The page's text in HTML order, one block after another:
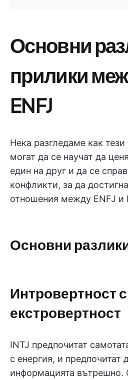
Основни
прилики
ENFJ
Нека разгледаме как
могат да се научат да
един на друг и да се
конфликти, за да
отношения между ENFJ и
Основни
Интровертност
екстровертност
INTJ предпочитат
с енергия, и предпочитат
информацията вътрешно.